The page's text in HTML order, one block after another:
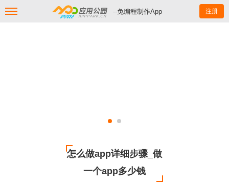
--免编程制作App 注册
怎么做app详细步骤_做
一个app多少钱